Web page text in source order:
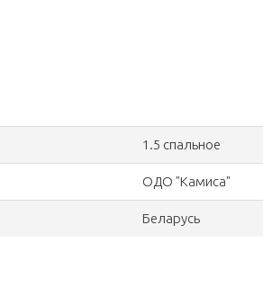
1.5 спальное
ОДО "Камиса"
Беларусь